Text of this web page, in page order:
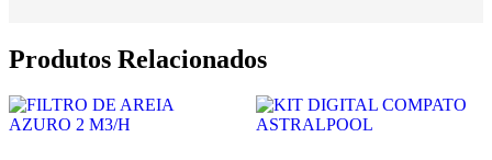
Produtos Relacionados